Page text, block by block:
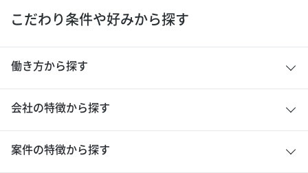
こだわり条件や好みから探す
働き方から探す
会社の特徴から探す
案件の特徴から探す